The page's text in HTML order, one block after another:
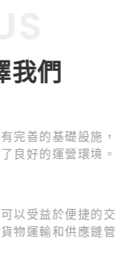
我們
完善的基礎設施
良好的運營環境
以受益於便捷的
物運輸和供應鏈